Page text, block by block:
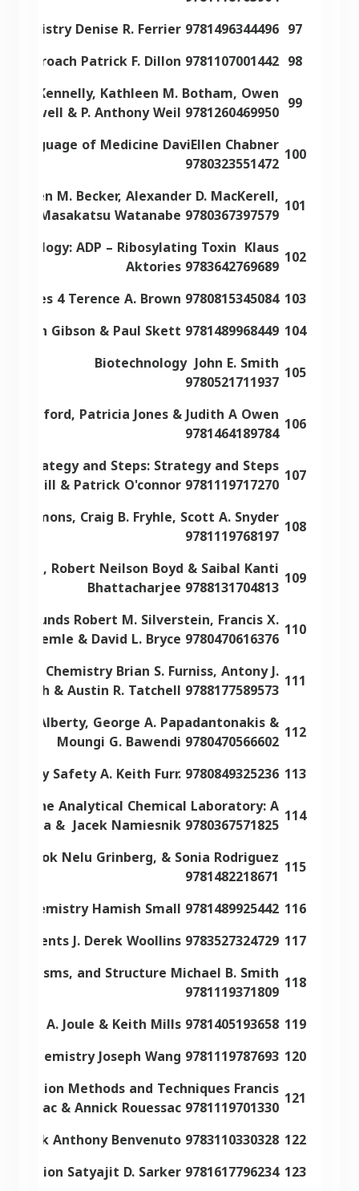
97
Denise R. Ferrier 9781496344496
98
Approach Patrick F. Dillon 9781107001442
99
J. Kennelly, Kathleen M. Botham, Owen
Rodwell & P. Anthony Weil 9781260469950
100
Language of Medicine DaviEllen Chabner
9780323551472
101
Oren M. Becker, Alexander D. MacKerell,
& Masakatsu Watanabe 9780367397579
102
ADP – Ribosylating Toxin Klaus
Aktories 9783642769689
103
4 Terence A. Brown 9780815345084
104
Gibson & Paul Skett 9781489968449
105
Biotechnology John E. Smith
9780521711937
106
Patricia Jones & Judith A Owen
9781464189784
107
Strategy and Steps: Strategy and Steps
Cargill & Patrick O'connor 9781119717270
108
Craig B. Fryhle, Scott A. Snyder
9781119768197
109
Robert Neilson Boyd & Saibal Kanti
Bhattacharjee 9788131704813
110
Robert M. Silverstein, Francis X.
J. Kiemle & David L. Bryce 9780470616376
111
Chemistry Brian S. Furniss, Antony J.
Smith & Austin R. Tatchell 9788177589573
112
A. Alberty, George A. Papadantonakis &
Moungi G. Bawendi 9780470566602
113
Safety A. Keith Furr. 9780849325236
114
in the Analytical Chemical Laboratory: A
& Jacek Namiesnik 9780367571825
115
Nelu Grinberg, & Sonia Rodriguez
9781482218671
116
Chemistry Hamish Small 9781489925442
117
J. Derek Woollins 9783527324729
118
and Structure Michael B. Smith
9781119371809
119
A. Joule & Keith Mills 9781405193658
120
Joseph Wang 9781119787693
121
Methods and Techniques Francis
& Annick Rouessac 9781119701330
122
Anthony Benvenuto 9783110330328
123
Satyajit D. Sarker 9781617796234